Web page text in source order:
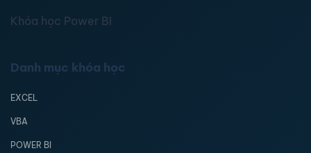
Khóa học Power BI
Danh mục khóa học
EXCEL
VBA
POWER BI